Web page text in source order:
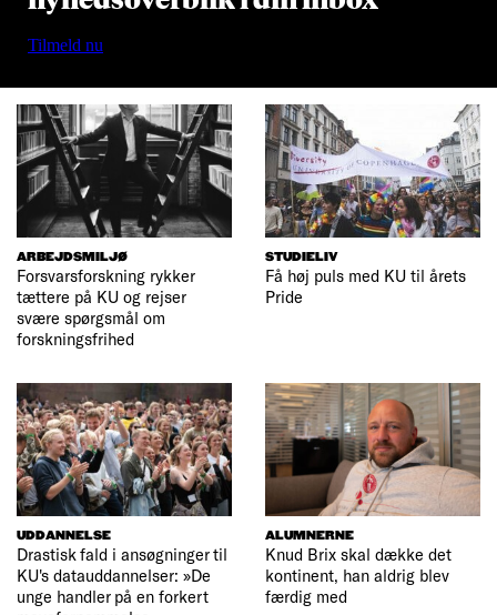
Tilmeld nu
ARBEJDSMILJØ
Forsvarsforskning rykker
tættere på KU og rejser
svære spørgsmål om
forskningsfrihed
STUDIELIV
Få høj puls med KU til årets
Pride
UDDANNELSE
Drastisk fald i ansøgninger til
KU's datauddannelser: »De
unge handler på en forkert
ALUMNERNE
Knud Brix skal dække det
kontinent, han aldrig blev
færdig med